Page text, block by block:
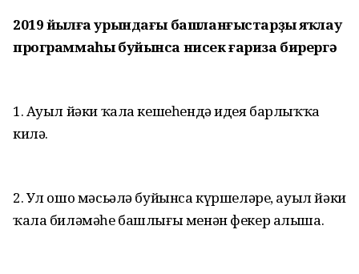
2019 йылға урындағы башланғыстарҙы яҡлау
программаһы буйынса нисек ғариза бирергә
1. Ауыл йәки ҡала кешеһендә идея барлыҡҡа
килә.
2. Ул ошо мәсьәлә буйынса күршеләре, ауыл йәки
ҡала биләмәһе башлығы менән фекер алыша.